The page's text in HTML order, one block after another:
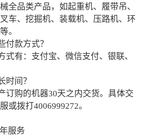
全品类产品，如起重机、履带吊、
车、挖掘机、装载机、压路机、环
。
付款方式？
式有：支付宝、微信支付、银联、
时间？
订购的机器30天之内交货。具体交
或拨打4006999272。
服务